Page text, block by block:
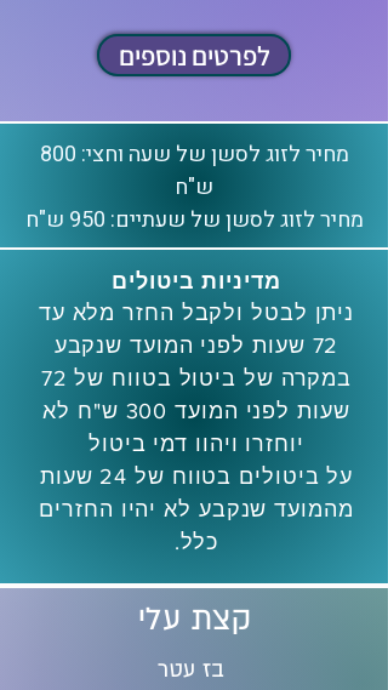
לפרטים נוספים
מחיר לזוג לסשן של שעה וחצי: 800
ש"ח
מחיר לזוג לסשן של שעתיים: 950 ש"ח
מדיניות ביטולים
ניתן לבטל ולקבל החזר מלא עד
72 שעות לפני המועד שנקבע
במקרה של ביטול בטווח של 72
שעות לפני המועד 300 ש"ח לא
יוחזרו ויהוו דמי ביטול
על ביטולים בטווח של 24 שעות
מהמועד שנקבע לא יהיו החזרים
כלל.
קצת עלי
בז עטר